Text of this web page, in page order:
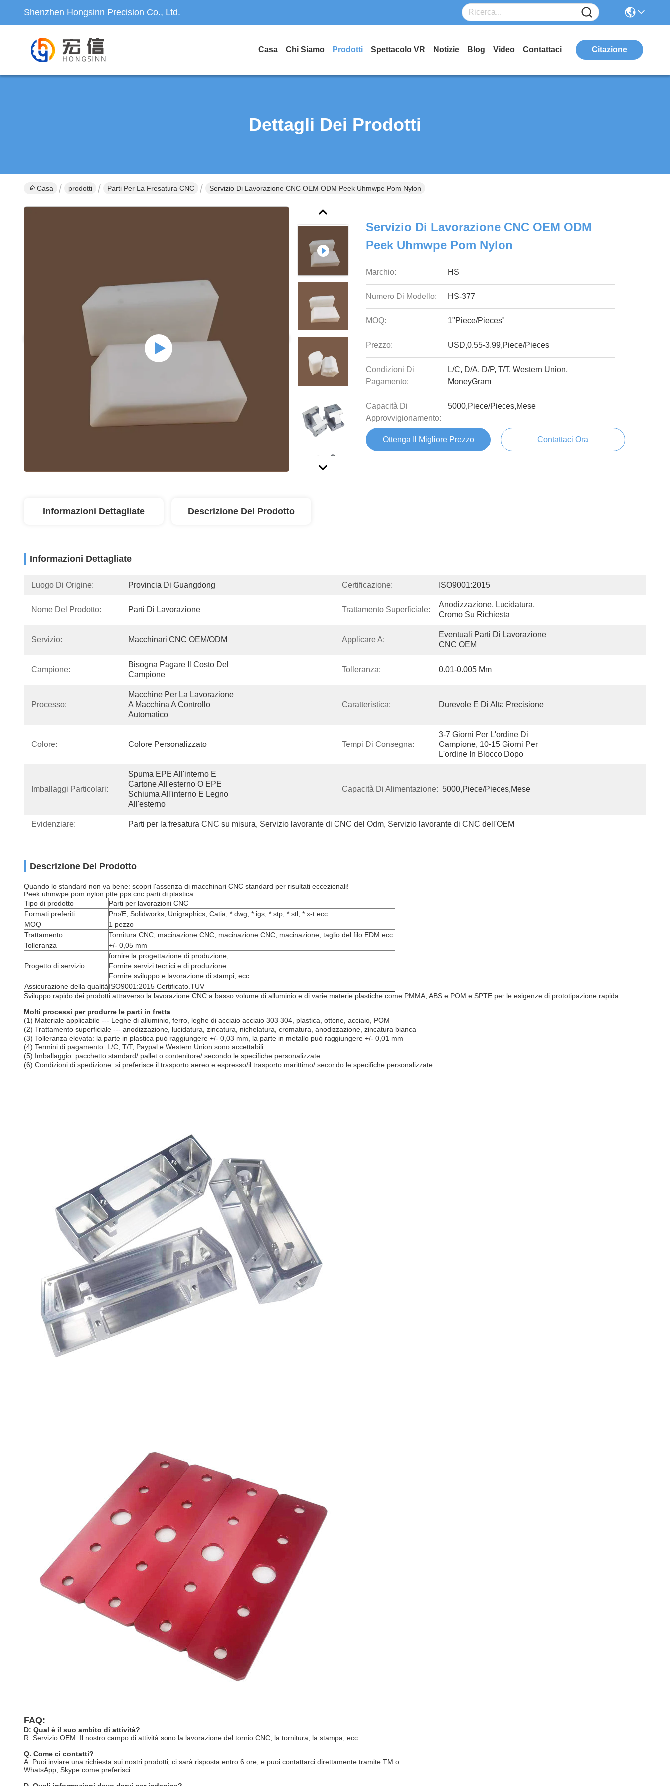
Shenzhen Hongsinn Precision Co., Ltd.
Casa Chi Siamo Prodotti Spettacolo VR Notizie Blog Video Contattaci Citazione
Dettagli Dei Prodotti
Casa prodotti Parti Per La Fresatura CNC Servizio Di Lavorazione CNC OEM ODM Peek Uhmwpe Pom Nylon
Servizio Di Lavorazione CNC OEM ODM
Peek Uhmwpe Pom Nylon
Marchio: HS
Numero Di Modello: HS-377
MOQ: 1"Piece/Pieces"
Prezzo: USD,0.55-3.99,Piece/Pieces
Condizioni Di
Pagamento:
L/C, D/A, D/P, T/T, Western Union,
MoneyGram
Capacità Di
Approvvigionamento:
5000,Piece/Pieces,Mese
Ottenga Il Migliore Prezzo Contattaci Ora
Informazioni Dettagliate Descrizione Del Prodotto
Informazioni Dettagliate
Luogo Di Origine: Provincia Di Guangdong Certificazione: ISO9001:2015
Nome Del Prodotto: Parti Di Lavorazione Trattamento Superficiale:
Anodizzazione, Lucidatura,
Cromo Su Richiesta
Servizio: Macchinari CNC OEM/ODM Applicare A:
Eventuali Parti Di Lavorazione
CNC OEM
Campione:
Bisogna Pagare Il Costo Del
Campione
Tolleranza: 0.01-0.005 Mm
Processo:
Macchine Per La Lavorazione
A Macchina A Controllo
Automatico
Caratteristica: Durevole E Di Alta Precisione
Colore: Colore Personalizzato Tempi Di Consegna:
3-7 Giorni Per L'ordine Di
Campione, 10-15 Giorni Per
L'ordine In Blocco Dopo
Imballaggi Particolari:
Spuma EPE All'interno E
Cartone All'esterno O EPE
Schiuma All'interno E Legno
All'esterno
Capacità Di Alimentazione: 5000,Piece/Pieces,Mese
Evidenziare: Parti per la fresatura CNC su misura, Servizio lavorante di CNC del Odm, Servizio lavorante di CNC dell'OEM
Descrizione Del Prodotto
Quando lo standard non va bene: scopri l'assenza di macchinari CNC standard per risultati eccezionali!
Peek uhmwpe pom nylon ptfe pps cnc parti di plastica
Tipo di prodotto
Parti per lavorazioni CNC
Formati preferiti
Pro/E, Solidworks, Unigraphics, Catia, *.dwg, *.igs, *.stp, *.stl, *.x-t ecc.
MOQ
1 pezzo
Trattamento
Tornitura CNC, macinazione CNC, macinazione CNC, macinazione, taglio del filo EDM ecc.
Tolleranza
+/- 0,05 mm
Progetto di servizio
fornire la progettazione di produzione,
Fornire servizi tecnici e di produzione
Fornire sviluppo e lavorazione di stampi, ecc.
Assicurazione della qualitàISO9001:2015 Certificato.TUV
Sviluppo rapido dei prodotti attraverso la lavorazione CNC a basso volume di alluminio e di varie materie plastiche come PMMA, ABS e POM.e SPTE per le esigenze di prototipazione rapida.
Molti processi per produrre le parti in fretta
(1) Materiale applicabile --- Leghe di alluminio, ferro, leghe di acciaio acciaio 303 304, plastica, ottone, acciaio, POM
(2) Trattamento superficiale --- anodizzazione, lucidatura, zincatura, nichelatura, cromatura, anodizzazione, zincatura bianca
(3) Tolleranza elevata: la parte in plastica può raggiungere +/- 0,03 mm, la parte in metallo può raggiungere +/- 0,01 mm
(4) Termini di pagamento: L/C, T/T, Paypal e Western Union sono accettabili.
(5) Imballaggio: pacchetto standard/ pallet o contenitore/ secondo le specifiche personalizzate.
(6) Condizioni di spedizione: si preferisce il trasporto aereo e espresso/il trasporto marittimo/ secondo le specifiche personalizzate.
FAQ:
D: Qual è il suo ambito di attività?
R: Servizio OEM. Il nostro campo di attività sono la lavorazione del tornio CNC, la tornitura, la stampa, ecc.
Q. Come ci contatti?
A: Puoi inviare una richiesta sui nostri prodotti, ci sarà risposta entro 6 ore; e puoi contattarci direttamente tramite TM o
WhatsApp, Skype come preferisci.